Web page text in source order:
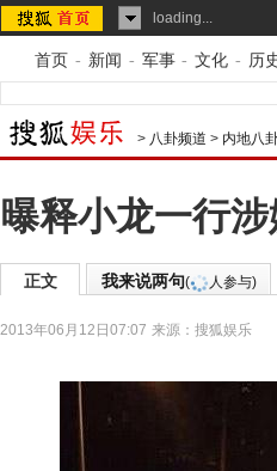
loading...
首页 - 新闻 - 军事 - 文化 - 历
> 八卦频道 > 内地八
曝释小龙一行
正文 我来说两句( 人参与)
2013年06月12日07:07 来源： 搜狐娱乐